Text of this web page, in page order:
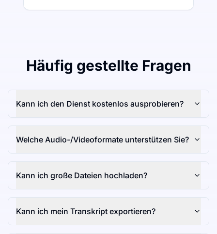
Häufig gestellte Fragen
Kann ich den Dienst kostenlos ausprobieren?
Welche Audio-/Videoformate unterstützen Sie?
Kann ich große Dateien hochladen?
Kann ich mein Transkript exportieren?